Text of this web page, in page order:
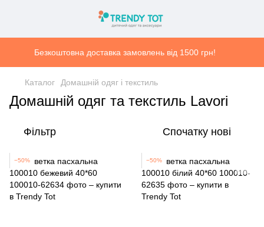
Безкоштовна доставка замовлень від 1500 грн!
Каталог Домашній одяг і текстиль
Домашній одяг та текстиль Lavori
Фільтр Спочатку нові
−50% −50%